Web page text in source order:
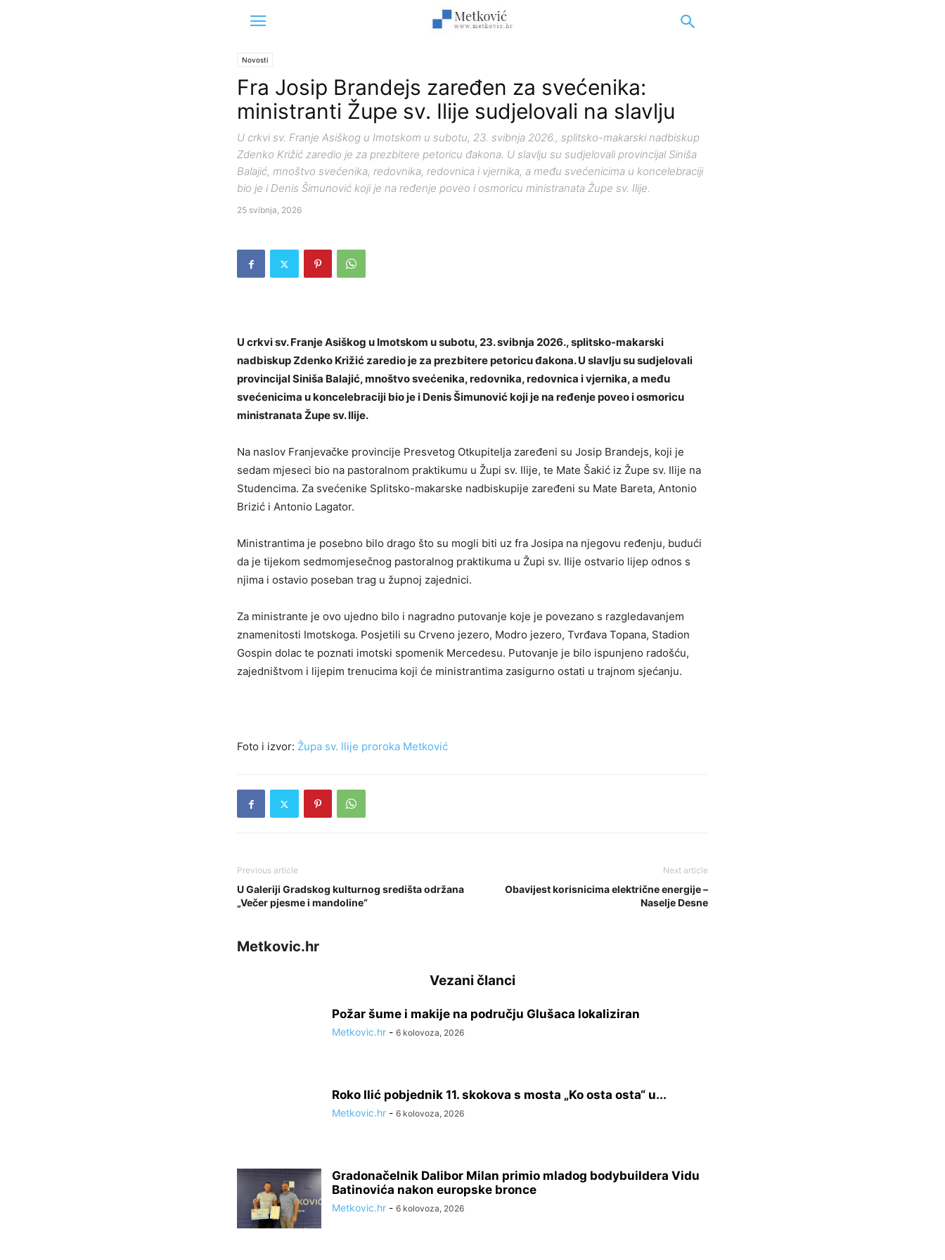
Novosti
Fra Josip Brandejs zaređen za svećenika:
ministranti Župe sv. Ilije sudjelovali na slavlju
U crkvi sv. Franje Asiškog u Imotskom u subotu, 23. svibnja 2026., splitsko-makarski nadbiskup
Zdenko Križić zaredio je za prezbitere petoricu đakona. U slavlju su sudjelovali provincijal Siniša
Balajić, mnoštvo svećenika, redovnika, redovnica i vjernika, a među svećenicima u koncelebraciji
bio je i Denis Šimunović koji je na ređenje poveo i osmoricu ministranata Župe sv. Ilije.
25 svibnja, 2026
U crkvi sv. Franje Asiškog u Imotskom u subotu, 23. svibnja 2026., splitsko-makarski
nadbiskupZdenko Križićzaredio je za prezbitere petoricu đakona. U slavlju su sudjelovali
provincijalSiniša Balajić, mnoštvo svećenika, redovnika, redovnica i vjernika, a među
svećenicima u koncelebraciji bio je i Denis Šimunovićkoji je na ređenje poveo i osmoricu
ministranata Župe sv. Ilije.
Na naslov Franjevačke provincije Presvetog Otkupitelja zaređeni su Josip Brandejs, koji je
sedam mjeseci bio na pastoralnom praktikumu u Župi sv. Ilije, te Mate Šakić iz Župe sv. Ilije na
Studencima. Za svećenike Splitsko-makarske nadbiskupije zaređeni su Mate Bareta, Antonio
Brizić i Antonio Lagator.
Ministrantima je posebno bilo drago što su mogli biti uz fra Josipa na njegovu ređenju, budući
da je tijekom sedmomjesečnog pastoralnog praktikuma u Župi sv. Ilije ostvario lijep odnos s
njima i ostavio poseban trag u župnoj zajednici.
Za ministrante je ovo ujedno bilo i nagradno putovanje koje je povezano s razgledavanjem
znamenitosti Imotskoga. Posjetili su Crveno jezero, Modro jezero, Tvrđava Topana, Stadion
Gospin dolac te poznati imotski spomenik Mercedesu. Putovanje je bilo ispunjeno radošću,
zajedništvom i lijepim trenucima koji će ministrantima zasigurno ostati u trajnom sjećanju.
Foto i izvor: Župa sv. Ilije proroka Metković
Previous article
U Galeriji Gradskog kulturnog središta održana
„Večer pjesme i mandoline“
Next article
Obavijest korisnicima električne energije –
Naselje Desne
Metkovic.hr
Vezani članci
Požar šume i makije na području Glušaca lokaliziran
Metkovic.hr - 6 kolovoza, 2026
Roko Ilić pobjednik 11. skokova s mosta „Ko osta osta“ u...
Metkovic.hr - 6 kolovoza, 2026
Gradonačelnik Dalibor Milan primio mladog bodybuildera Vidu
Batinovića nakon europske bronce
Metkovic.hr - 6 kolovoza, 2026